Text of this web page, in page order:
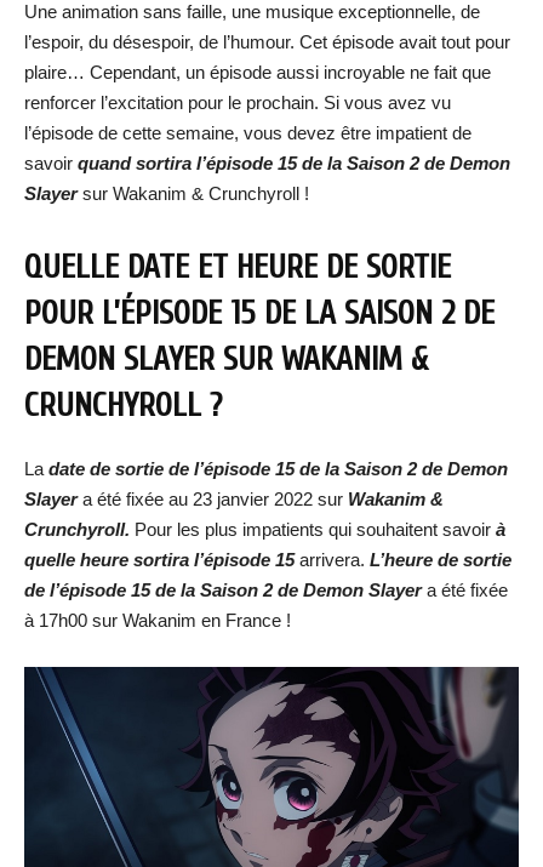
Une animation sans faille, une musique exceptionnelle, de
l’espoir, du désespoir, de l’humour. Cet épisode avait tout pour
plaire… Cependant, un épisode aussi incroyable ne fait que
renforcer l’excitation pour le prochain. Si vous avez vu
l’épisode de cette semaine, vous devez être impatient de
savoir quand sortira l’épisode 15 de la Saison 2 de Demon
Slayersur Wakanim & Crunchyroll !
QUELLE DATE ET HEURE DE SORTIE
POUR L’ÉPISODE 15 DE LA SAISON 2 DE
DEMON SLAYER SUR WAKANIM &
CRUNCHYROLL ?
La date de sortie de l’épisode 15 de la Saison 2 de Demon
Slayera été fixée au 23 janvier 2022 sur Wakanim &
Crunchyroll. Pour les plus impatients qui souhaitent savoir à
quelle heure sortira l’épisode 15arrivera. L’heure de sortie
de l’épisode 15 de la Saison 2 de Demon Slayer a été fixée
à 17h00 sur Wakanim en France !